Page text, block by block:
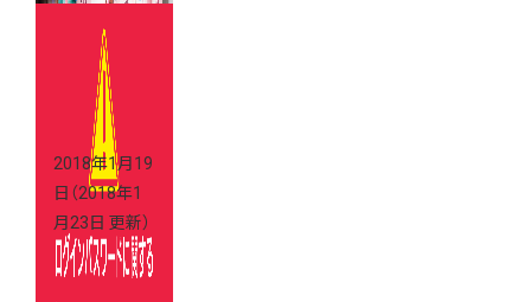
限定イベント
の模様をお届
2018年1月19
日 （2018年1
月23日 更新）